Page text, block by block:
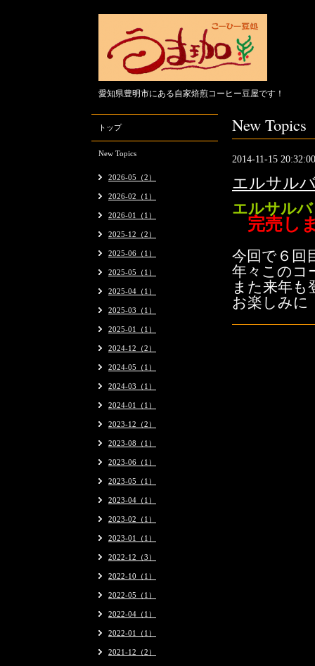
愛知県豊明市にある自家焙煎コーヒー豆屋です！
New Topics
2014-11-15 20:32:00
エルサル
エルサル
完売し
今回で６回
年々このコ
また来年も
お楽しみに
トップ
New Topics
2026-05（2）
2026-02（1）
2026-01（1）
2025-12（2）
2025-06（1）
2025-05（1）
2025-04（1）
2025-03（1）
2025-01（1）
2024-12（2）
2024-05（1）
2024-03（1）
2024-01（1）
2023-12（2）
2023-08（1）
2023-06（1）
2023-05（1）
2023-04（1）
2023-02（1）
2023-01（1）
2022-12（3）
2022-10（1）
2022-05（1）
2022-04（1）
2022-01（1）
2021-12（2）